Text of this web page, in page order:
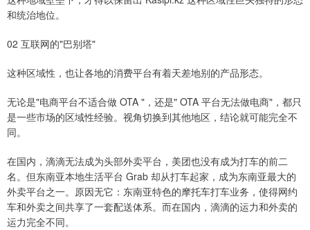
和统治地位。
02 互联网的"巴别塔"
这种区域性，也让各地的消费平台有着天差地别的产品形态。
无论是"电商平台不适合做 OTA "，还是" OTA 平台无法做电商"，都只
是一些市场的区域性经验。视角切换到其他地区，结论就可能完全不
同。
在国内，滴滴无法成为头部外卖平台，美团也没有成为打车的前二
名。但东南亚本地生活平台 Grab 却从打车起家，成为东南亚最大的
外卖平台之一。原因无它：东南亚特色的摩托车打车业务，使得网约
车和外卖之间共享了一套配送体系。而在国内，滴滴的运力和外卖的
运力完全不同。